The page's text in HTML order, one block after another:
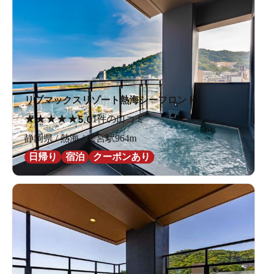
リブマックスリゾート熱海シーフロント
★★★★★5.01件の口コミ
静岡県 / 熱海 / 来宮駅964m
日帰り
宿泊 クーポンあり